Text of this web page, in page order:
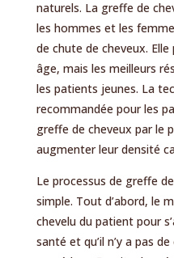
naturels. La greffe de
les hommes et les
de chute de cheveux.
âge, mais les meilleurs
les patients jeunes. La
recommandée pour les
greffe de cheveux par le
augmenter leur densité
Le processus de greffe
simple. Tout d’abord, le
chevelu du patient pour
santé et qu’il n’y a pas